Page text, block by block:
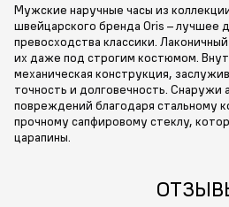
Мужские наручные часы из
швейцарского бренда Oris – лучшее
превосходства классики.
их даже под строгим костюмом.
механическая конструкция,
точность и долговечность. Снаружи
повреждений благодаря стальному
прочному сапфировому стеклу,
царапины.